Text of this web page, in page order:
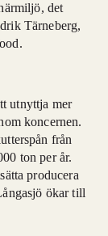
det
Tärneberg,
utnyttja mer
koncernen.
från
ton per år.
producera
ökar till